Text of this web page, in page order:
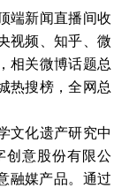
新闻直播间收
视频、知乎、微
相关微博话题总
热搜榜，全网总
化遗产研究中
创意股份有限公
融媒产品。通过